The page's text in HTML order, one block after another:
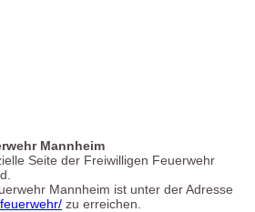
Mannheim
Seite der Freiwilligen Feuerwehr
Mannheim ist unter der Adresse
zu erreichen.